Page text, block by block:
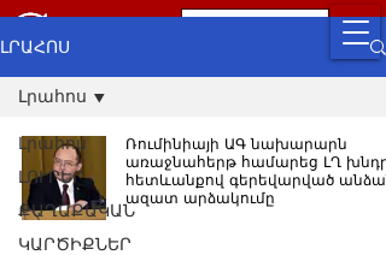
ԼՐԱՀՈՍ
Լրահոս
ԼՈՒՐԵՐ
ՔԱՂԱՔԱԿԱՆ
ԿԱՐԾԻՔՆԵՐ
Լրահոս
Ռումինիայի ԱԳ նախարարն
առաջնահերթ համարեց ԼՂ
հետևանքով գերեվարված
ազատ արձակումը